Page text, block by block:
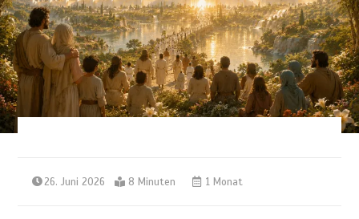
26. Juni 2026 8 Minuten 1 Monat